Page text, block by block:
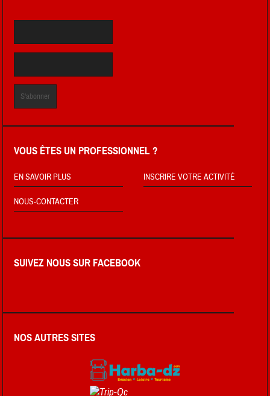
VOUS ÊTES UN PROFESSIONNEL ?
EN SAVOIR PLUS INSCRIRE VOTRE ACTIVITÉ
NOUS-CONTACTER
SUIVEZ NOUS SUR FACEBOOK
NOS AUTRES SITES